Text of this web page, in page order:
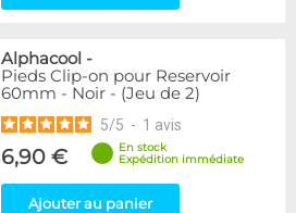
Alphacool -
Pieds Clip-on pour Reservoir
60mm - Noir - (Jeu de 2)
5/5 - 1 avis
6,90 €
En stock
Expédition immédiate
Ajouter au panier